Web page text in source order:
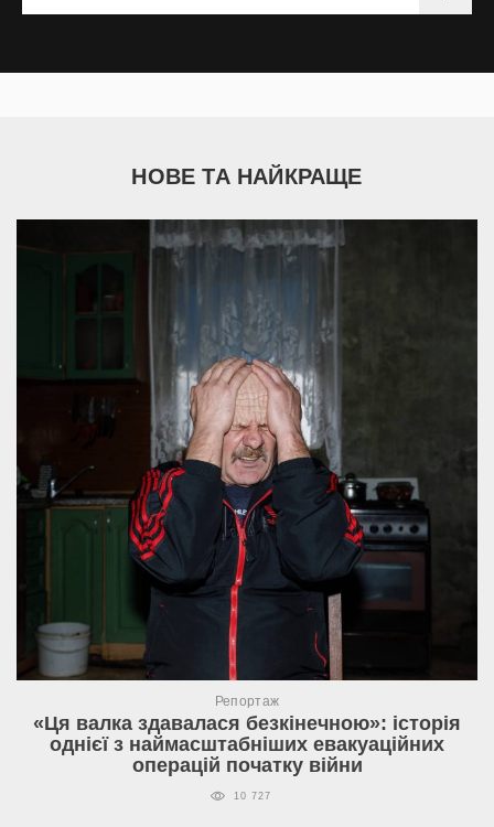
НОВЕ ТА НАЙКРАЩЕ
Репортаж
«Ця валка здавалася безкінечною»: історія
однієї з наймасштабніших евакуаційних
операцій початку війни
10 727